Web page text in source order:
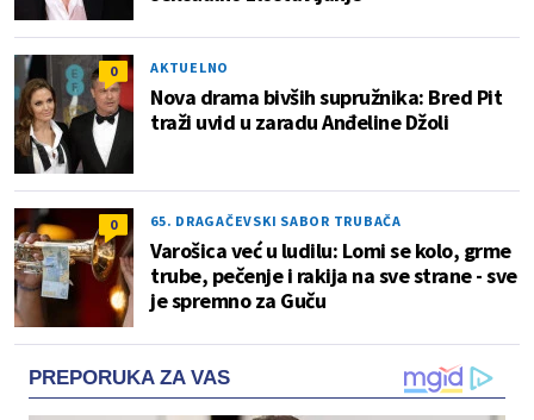
0 AKTUELNO
Nova drama bivših supružnika: Bred Pit
traži uvid u zaradu Anđeline Džoli
0 65. DRAGAČEVSKI SABOR TRUBAČA
Varošica već u ludilu: Lomi se kolo, grme
trube, pečenje i rakija na sve strane - sve
je spremno za Guču
PREPORUKA ZA VAS